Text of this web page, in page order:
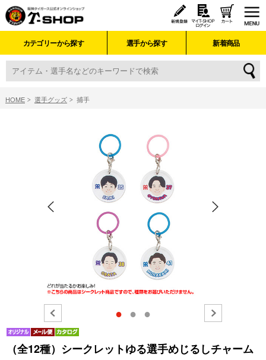
カテゴリーから探す 選手から探す 新着商品
HOME 選手グッズ 捕手
● ● ●
（全12種）シークレットゆる選手めじるしチャーム